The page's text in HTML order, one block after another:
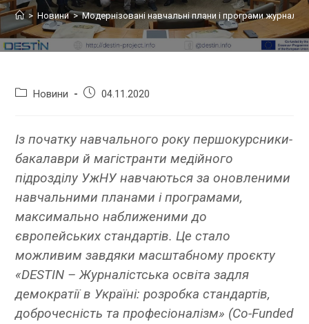
> Новини > Модернізовані навчальні плани і програми
Новини 04.11.2020
Із початку навчального року першокурсники-
бакалаври й магістранти медійного
підрозділу УжНУ навчаються за оновленими
навчальними планами і програмами,
максимально наближеними до
європейських стандартів. Це стало
можливим завдяки масштабному проєкту
«DESTIN – Журналістська освіта задля
демократії в Україні: розробка стандартів,
доброчесність та професіоналізм» (Co-Funded